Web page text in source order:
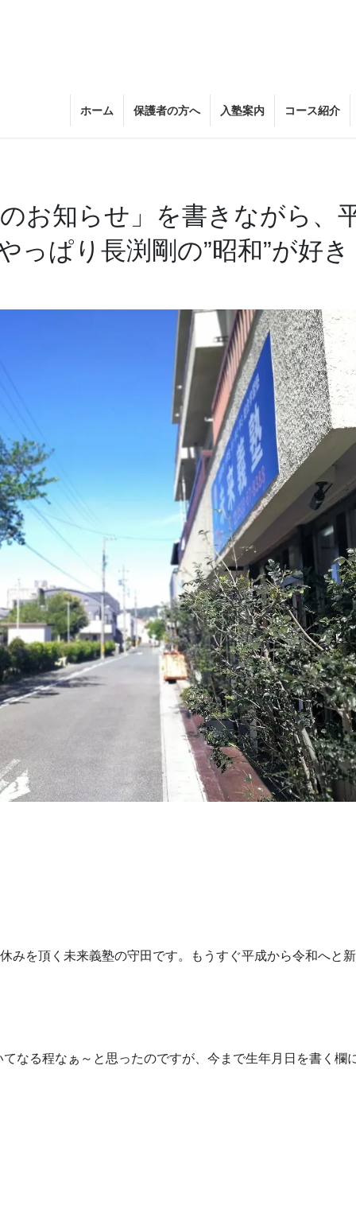
ホーム 保護者の方へ 入塾案内 コース紹介
お知らせ」を書きながら、
っぱり長渕剛の”昭和”が好き
みを頂く未来義塾の守田です。もうすぐ平成から令和へと
てなる程なぁ～と思ったのですが、今まで生年月日を書く欄